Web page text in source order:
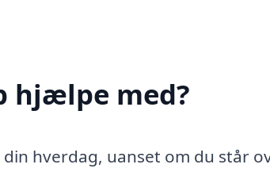
hjælpe med?
hverdag, uanset om du står